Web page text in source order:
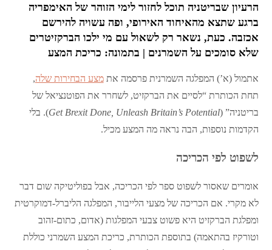
הרעיון שבריטניה תוכל לחזור לימי הזוהר של האימפריה
ברגע שתצא מהאיחוד האירופי, ופה עשויה להירשם
אכזבה. כעת, נשאר רק לשאול עם מי ילכו הברקזיטרים
שלא סומכים על השמרנים | בתמונה: כריכת המצע
אתמול (א’) המפלגה השמרנית פרסמה אתמצע הבחירות שלה,
תחת הכותרת “לסיים את הברקזיט, לשחרר את הפוטנציאל של
בריטניה” (Get Brexit Done, Unleash Britain’s Potential). בלי
הקדמות נוספות, הבה נראה מה המצע מכיל.
לשפוט לפי הכריכה
אומרים שאסור לשפוט ספר לפי הכריכה, אבל בפוליטיקה שום דבר
לא מקרי. אם הכריכה של מצעי הלייבור, המפלגה הליברל-דמוקרטית
ומפלגת הברקזיט היא פשוט צבעי המפלגות (אדום, כתום-זהוב
וטורקיז בהתאמה) בתוספת הכותרת, כריכת המצע השמרני כוללת